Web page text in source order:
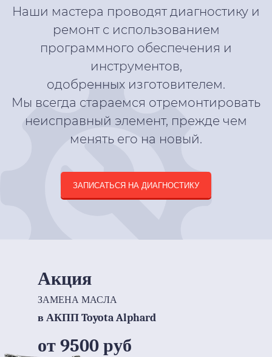
Наши мастера проводят диагностику и
ремонт с использованием
программного обеспечения и
инструментов,
одобренных изготовителем.
Мы всегда стараемся отремонтировать
неисправный элемент, прежде чем
менять его на новый.
ЗАПИСАТЬСЯ НА ДИАГНОСТИКУ
Акция
ЗАМЕНА МАСЛА
в АКПП Toyota Alphard
от 9500 руб